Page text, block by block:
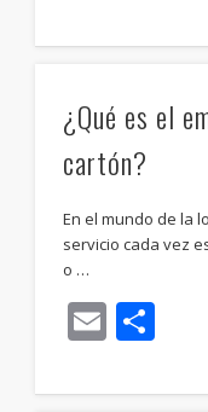
¿Qué es el
cartón?
En el mundo de la
servicio cada vez
o …
Email